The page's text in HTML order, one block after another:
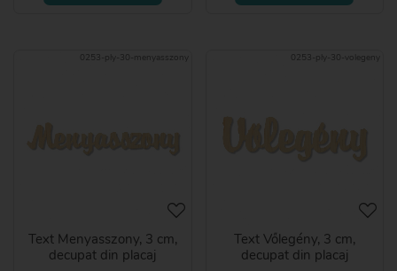
0253-ply-30-menyasszony
Text Menyasszony, 3 cm,
decupat din placaj
0253-ply-30-volegeny
Text Vőlegény, 3 cm,
decupat din placaj